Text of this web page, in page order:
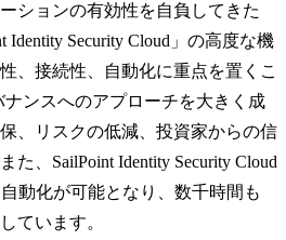
ションの有効性を自負してきた
Identity Security Cloud」の高度な機
、接続性、自動化に重点を置くこ
ンスへのアプローチを大きく成
、リスクの低減、投資家からの信
た、SailPoint Identity Security Cloud
動化が可能となり、数千時間も
ています。